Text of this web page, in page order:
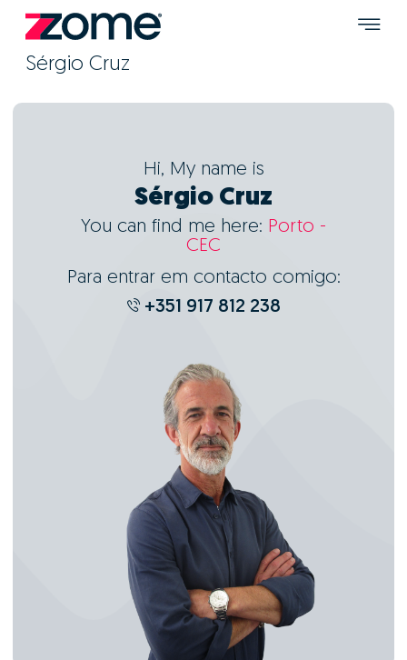
Sérgio Cruz
Hi, My name is
Sérgio Cruz
You can find me here: Porto -
CEC
Para entrar em contacto comigo:
+351 917 812 238